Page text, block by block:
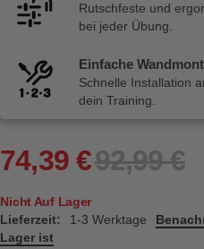
Rutschfeste und
bei jeder Übung.
Einfache
Schnelle Installation
dein Training.
74,39 €92,99 €
Nicht Auf Lager
Lieferzeit:
1-3 Werktage
Lager ist